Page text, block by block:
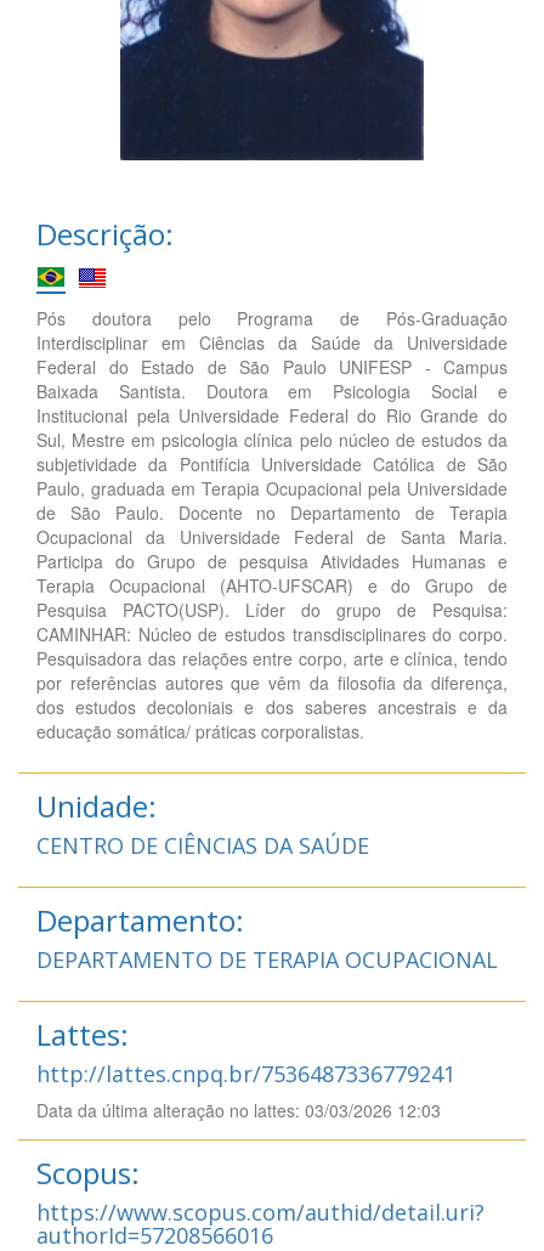
Descrição:
Pós doutora pelo Programa de Pós-Graduação
Interdisciplinar em Ciências da Saúde da Universidade
Federal do Estado de São Paulo UNIFESP - Campus
Baixada Santista. Doutora em Psicologia Social e
Institucional pela Universidade Federal do Rio Grande do
Sul, Mestre em psicologia clínica pelo núcleo de estudos da
subjetividade da Pontifícia Universidade Católica de São
Paulo, graduada em Terapia Ocupacional pela Universidade
de São Paulo. Docente no Departamento de Terapia
Ocupacional da Universidade Federal de Santa Maria.
Participa do Grupo de pesquisa Atividades Humanas e
Terapia Ocupacional (AHTO-UFSCAR) e do Grupo de
Pesquisa PACTO(USP). Líder do grupo de Pesquisa:
CAMINHAR: Núcleo de estudos transdisciplinares do corpo.
Pesquisadora das relações entre corpo, arte e clínica, tendo
por referências autores que vêm da filosofia da diferença,
dos estudos decoloniais e dos saberes ancestrais e da
educação somática/ práticas corporalistas.
Unidade:
CENTRO DE CIÊNCIAS DA SAÚDE
Departamento:
DEPARTAMENTO DE TERAPIA OCUPACIONAL
Lattes:
http://lattes.cnpq.br/7536487336779241
Data da última alteração no lattes: 03/03/2026 12:03
Scopus:
https://www.scopus.com/authid/detail.uri?
authorId=57208566016